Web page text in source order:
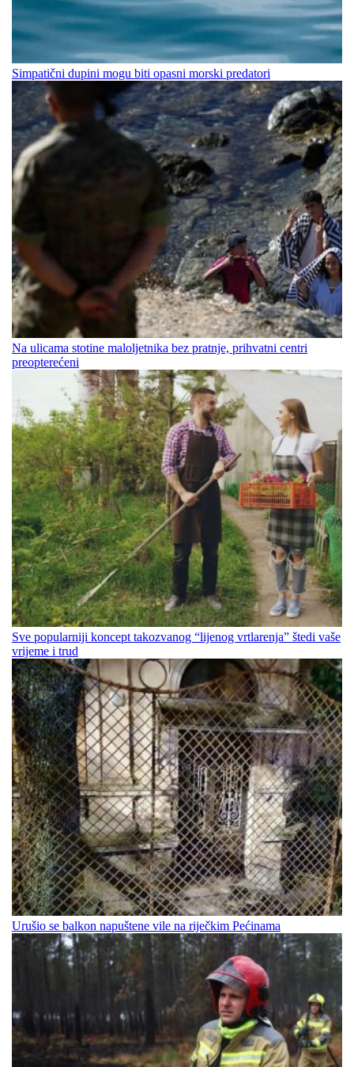
Simpatični dupini mogu biti opasni morski predatori
Na ulicama stotine maloljetnika bez pratnje, prihvatni centri
preopterećeni
Sve popularniji koncept takozvanog “lijenog vrtlarenja” štedi vaše
vrijeme i trud
Urušio se balkon napuštene vile na riječkim Pećinama